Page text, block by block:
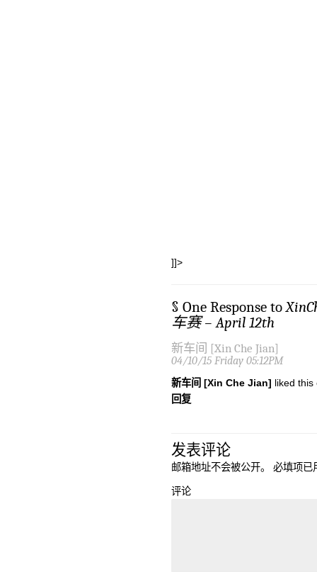
]]>
§ One Response to
车赛 – April 12th
新车间 [Xin Che Jian]
04/10/15 Friday 05:12PM
新车间 [Xin Che Jian] liked this
回复
发表评论
邮箱地址不会被公开。 必填项已
评论